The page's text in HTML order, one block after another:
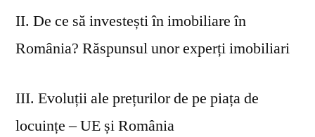
II. De ce să investești în imobiliare în
România? Răspunsul unor experți imobiliari
III. Evoluții ale prețurilor de pe piața de
locuințe – UE și România